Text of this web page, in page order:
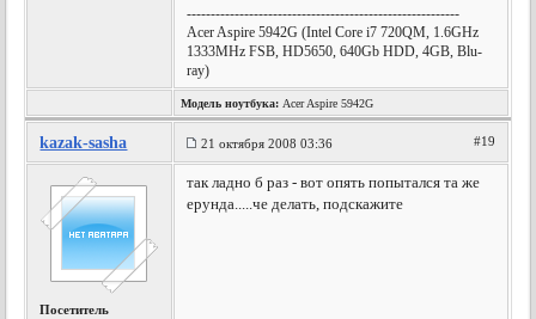
---------------------------------------------------------
Acer Aspire 5942G (Intel Core i7 720QM, 1.6GHz
1333MHz FSB, HD5650, 640Gb HDD, 4GB, Blu-
ray)
Модель ноутбука: Acer Aspire 5942G
kazak-sasha 21 октября 2008 03:36 #19
Посетитель
так ладно б раз - вот опять попытался та же
ерунда.....че делать, подскажите